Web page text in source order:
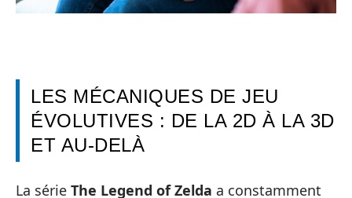
LES MÉCANIQUES DE JEU
ÉVOLUTIVES : DE LA 2D À LA 3D
ET AU-DELÀ
La série The Legend of Zelda a constamment